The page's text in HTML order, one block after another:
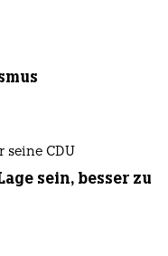
CDU
sein, besser zu